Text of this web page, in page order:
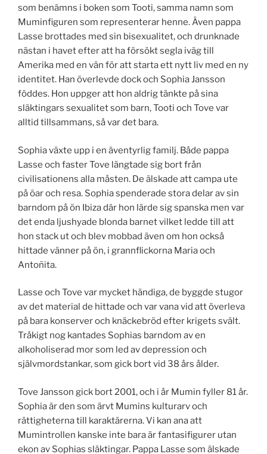
som benämns i boken som Tooti, samma namn som
Muminfiguren som representerar henne. Även pappa
Lasse brottades med sin bisexualitet, och drunknade
nästan i havet efter att ha försökt segla iväg till
Amerika med en vän för att starta ett nytt liv med en ny
identitet. Han överlevde dock och Sophia Jansson
föddes. Hon uppger att hon aldrig tänkte på sina
släktingars sexualitet som barn, Tooti och Tove var
alltid tillsammans, så var det bara.
Sophia växte upp i en äventyrlig familj. Både pappa
Lasse och faster Tove längtade sig bort från
civilisationens alla måsten. De älskade att campa ute
på öar och resa. Sophia spenderade stora delar av sin
barndom på ön Ibiza där hon lärde sig spanska men var
det enda ljushyade blonda barnet vilket ledde till att
hon stack ut och blev mobbad även om hon också
hittade vänner på ön, i grannflickorna Maria och
Antoñita.
Lasse och Tove var mycket händiga, de byggde stugor
av det material de hittade och var vana vid att överleva
på bara konserver och knäckebröd efter krigets svält.
Tråkigt nog kantades Sophias barndom av en
alkoholiserad mor som led av depression och
självmordstankar, som gick bort vid 38 års ålder.
Tove Jansson gick bort 2001, och i år Mumin fyller 81 år.
Sophia är den som ärvt Mumins kulturarv och
rättigheterna till karaktärerna. Vi kan ana att
Mumintrollen kanske inte bara är fantasifigurer utan
ekon av Sophias släktingar. Pappa Lasse som älskade